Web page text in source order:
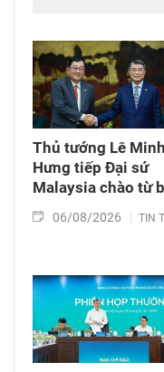
Thủ tướng Lê Minh
Hưng tiếp Đại sứ
Malaysia chào từ
06/08/2026 TIN